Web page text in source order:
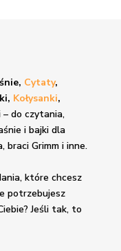
Cytaty,
Kołysanki,
do czytania,
i bajkidla
braci Grimm i inne.
które chcesz
potrzebujesz
Jeśli tak, to